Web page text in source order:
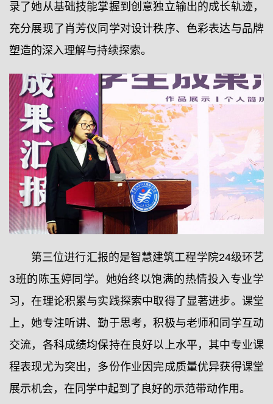
录了她从基础技能掌握到创意独立输出的成长轨迹，
充分展现了肖芳仪同学对设计秩序、色彩表达与品牌
塑造的深入理解与持续探索。
第三位进行汇报的是智慧建筑工程学院24级环艺
3班的陈玉婷同学。她始终以饱满的热情投入专业学
习，在理论积累与实践探索中取得了显著进步。课堂
上，她专注听讲、勤于思考，积极与老师和同学互动
交流，各科成绩均保持在良好以上水平，其中专业课
程表现尤为突出，多份作业因完成质量优异获得课堂
展示机会，在同学中起到了良好的示范带动作用。